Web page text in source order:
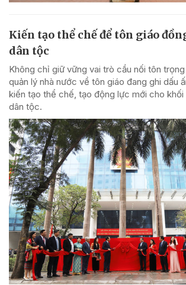
Kiến tạo thể chế để tôn giáo
dân tộc
Không chỉ giữ vững vai trò cầu nối tôn
quản lý nhà nước về tôn giáo đang ghi dấu
kiến tạo thể chế, tạo động lực mới cho khối
dân tộc.